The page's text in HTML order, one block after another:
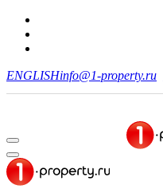
ENGLISHinfo@1-property.ru